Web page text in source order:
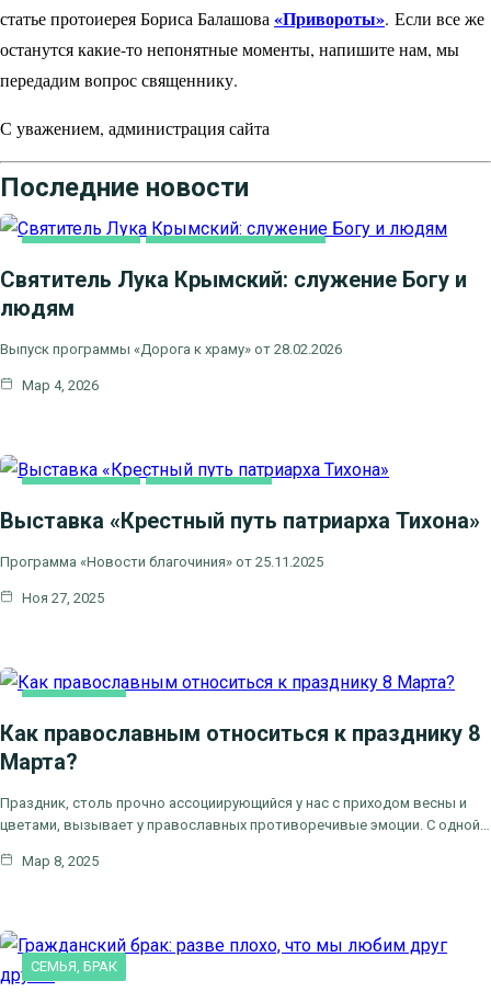
статье протоиерея Бориса Балашова «Привороты». Если все же
останутся какие-то непонятные моменты, напишите нам, мы
передадим вопрос священнику.
С уважением, администрация сайта
Последние новости
Святитель Лука Крымский: служение Богу и
людям
Выпуск программы «Дорога к храму» от 28.02.2026
Мар 4, 2026
КАК МЫ ВЕРУЕМ НОВОСТИ БЛАГОЧИНИЯ
НОВОСТИ КЛИНСКОГО БЛАГОЧИНИЯ
Выставка «Крестный путь патриарха Тихона»
Программа «Новости благочиния» от 25.11.2025
Ноя 27, 2025
Как православным относиться к празднику 8
Марта?
Праздник, столь прочно ассоциирующийся у нас с приходом весны и
цветами, вызывает у православных противоречивые эмоции. С одной…
Мар 8, 2025
СЕМЬЯ, БРАК